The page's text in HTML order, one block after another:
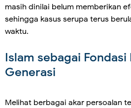
masih dinilai belum memberikan
sehingga kasus serupa terus
waktu.
Islam sebagai
Generasi
Melihat berbagai akar persoalan